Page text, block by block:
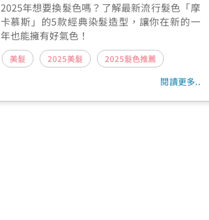
2025年想要換髮色嗎？了解最新流行髮色「摩
卡慕斯」的5款經典染髮造型，讓你在新的一
年也能擁有好氣色！
美髮 2025美髮 2025髮色推薦
閱讀更多..